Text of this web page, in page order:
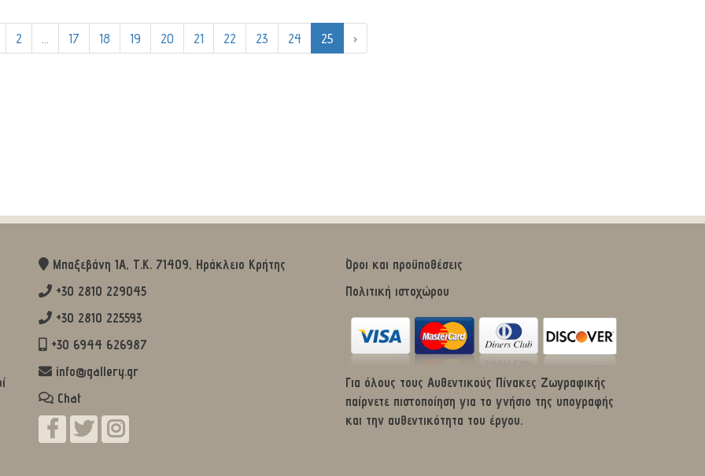
2 17 18 19 20 21 22 23 24 25 ›
Μπαξεβάνη 1Α, Τ.Κ. 71409, Ηράκλειο Κρήτης
+30 2810 229045
+30 2810 225593
+30 6944 626987
info@gallery.gr
Chat
Όροι και προϋποθέσεις
Πολιτική ιστοχώρου
Για όλους τους Αυθεντικούς Πίνακες Ζωγραφικής
παίρνετε πιστοποίηση για το γνήσιο της υπογραφής
και την αυθεντικότητα του έργου.